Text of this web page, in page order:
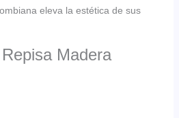
eleva la estética de sus
Repisa Madera